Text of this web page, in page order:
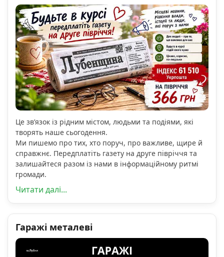
Це зв’язок із рідним містом, людьми та подіями, які
творять наше сьогодення.
Ми пишемо про тих, хто поруч, про важливе, щире й
справжнє. Передплатіть газету на друге півріччя та
залишайтеся разом із нами в інформаційному ритмі
громади.
Читати далі...
Гаражі металеві